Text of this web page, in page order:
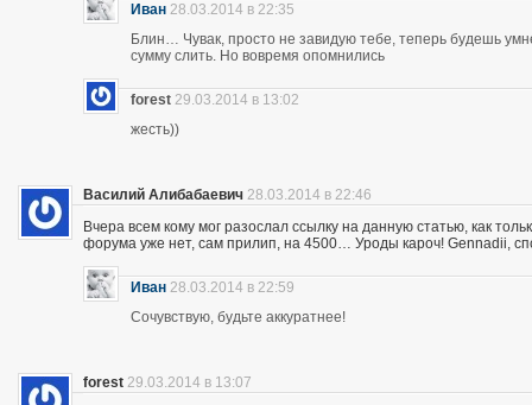
Иван 28.03.2014 в 22:35
Блин… Чувак, просто не завидую тебе, теперь будешь
сумму слить. Но вовремя опомнились
forest 29.03.2014 в 13:02
жесть))
Василий Алибабаевич 28.03.2014 в 22:46
Вчера всем кому мог разослал ссылку на данную статью, как
форума уже нет, сам прилип, на 4500… Уроды кароч! Gennadii,
Иван 28.03.2014 в 22:59
Сочувствую, будьте аккуратнее!
forest 29.03.2014 в 13:07